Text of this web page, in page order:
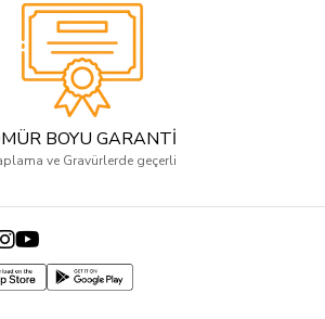
BOYU GARANTİ
ve Gravürlerde geçerli